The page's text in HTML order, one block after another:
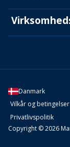
Danmark
Vilkår og betingelser
Privatlivspolitik
Copyright © 2026